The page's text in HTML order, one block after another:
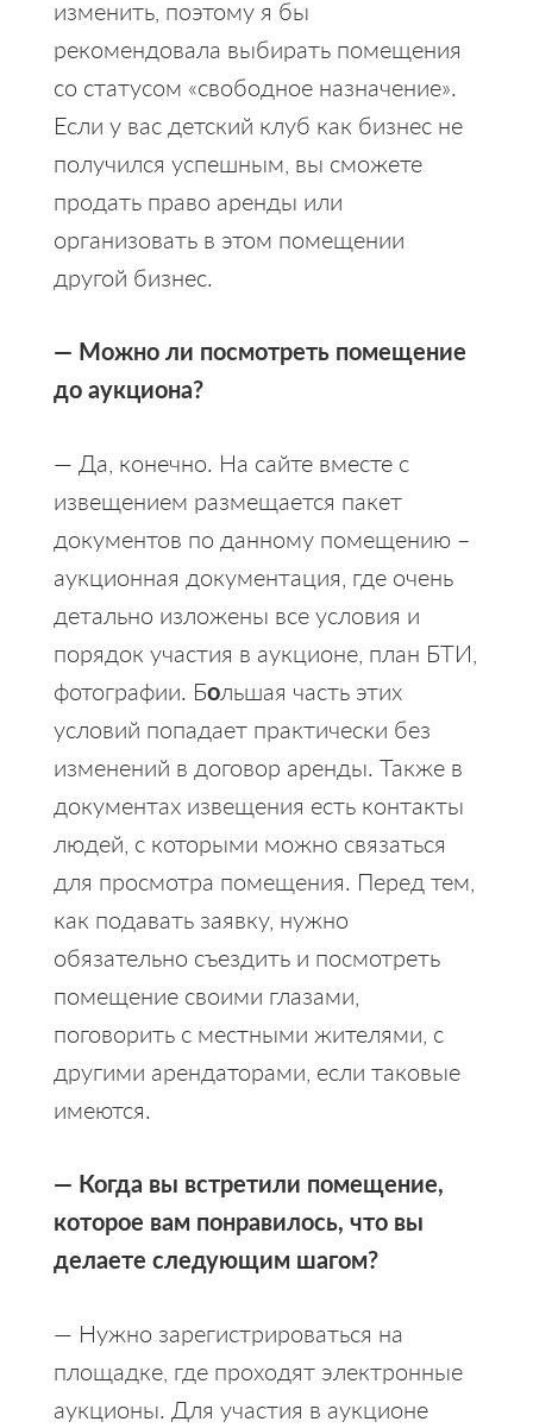
изменить, поэтому я бы
рекомендовала выбирать помещения
со статусом «свободное назначение».
Если у вас детский клуб как бизнес не
получился успешным, вы сможете
продать право аренды или
организовать в этом помещении
другой бизнес.
— Можно ли посмотреть помещение
до аукциона?
— Да, конечно. На сайте вместе с
извещением размещается пакет
документов по данному помещению –
аукционная документация, где очень
детально изложены все условия и
порядок участия в аукционе, план БТИ,
фотографии. Большая часть этих
условий попадает практически без
изменений в договор аренды. Также в
документах извещения есть контакты
людей, с которыми можно связаться
для просмотра помещения. Перед тем,
как подавать заявку, нужно
обязательно съездить и посмотреть
помещение своими глазами,
поговорить с местными жителями, с
другими арендаторами, если таковые
имеются.
— Когда вы встретили помещение,
которое вам понравилось, что вы
делаете следующим шагом?
— Нужно зарегистрироваться на
площадке, где проходят электронные
аукционы. Для участия в аукционе